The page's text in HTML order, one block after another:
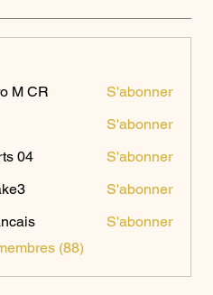
M CR
S'abonner
S'abonner
04
S'abonner
S'abonner
S'abonner
(88)